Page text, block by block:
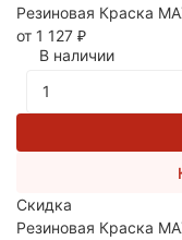
Резиновая Краска
от 1 127 ₽
В наличии
Скидка
Резиновая Краска